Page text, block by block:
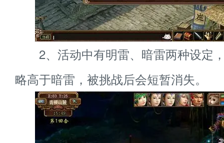
2、活动中有明雷、暗雷两种设定
略高于暗雷，被挑战后会短暂消失。